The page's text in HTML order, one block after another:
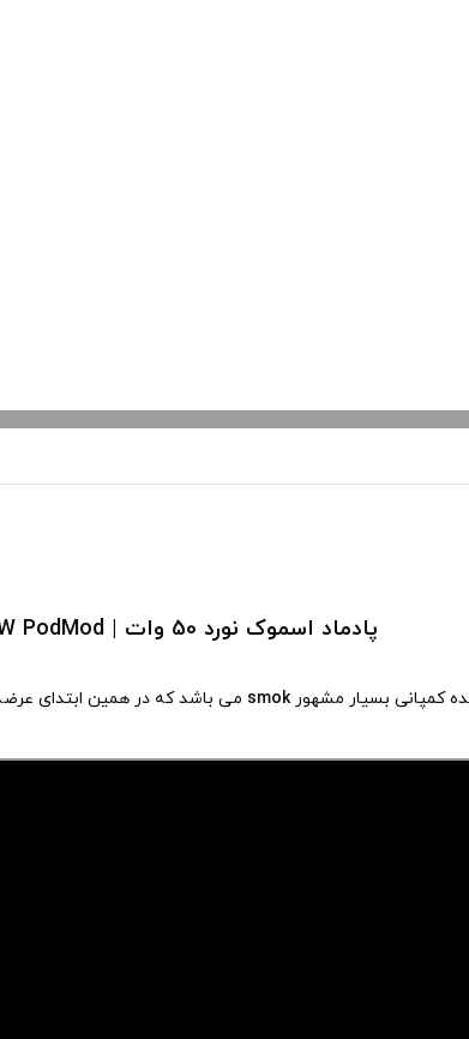
پادماد اسموک نورد 50 وات | Smok Nord 50W PodMod
smok می باشد که در همین ابتدای